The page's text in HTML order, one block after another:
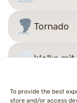
To provide the best
store and/or access
Tornado
Wolke